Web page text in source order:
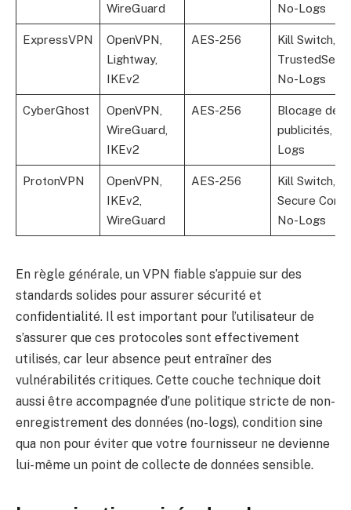
WireGuard
No-Logs
ExpressVPN
OpenVPN,
Lightway,
IKEv2
AES-256
Kill Switch,
No-Logs
CyberGhost
OpenVPN,
WireGuard,
IKEv2
AES-256
Blocage des
publicités,
Logs
ProtonVPN
OpenVPN,
IKEv2,
WireGuard
AES-256
Kill Switch,
Secure Core,
No-Logs
En règle générale, un VPN fiable s’appuie sur des
standards solides pour assurer sécurité et
confidentialité. Il est important pour l’utilisateur de
s’assurer que ces protocoles sont effectivement
utilisés, car leur absence peut entraîner des
vulnérabilités critiques. Cette couche technique doit
aussi être accompagnée d’une politique stricte de non-
enregistrement des données (no-logs), condition sine
qua non pour éviter que votre fournisseur ne devienne
lui-même un point de collecte de données sensible.